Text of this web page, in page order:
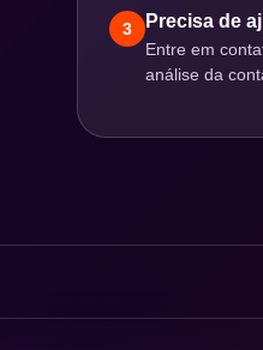
3 Precisa de
Entre em
análise da